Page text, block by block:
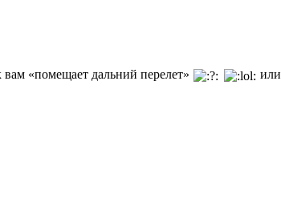
«помещает дальний перелет»